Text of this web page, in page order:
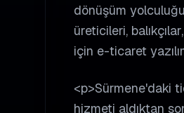
dönüşüm
üreticileri,
için e-ticaret
<p>Sürmene'daki
hizmeti aldıktan